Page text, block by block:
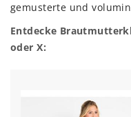
gemusterte und
Entdecke
oder X: